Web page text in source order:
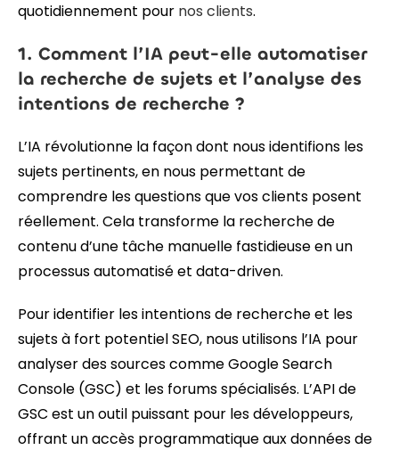
quotidiennement pour nos clients.
1. Comment l’IA peut-elle automatiser
la recherche de sujets et l’analyse des
intentions de recherche ?
L’IA révolutionne la façon dont nous identifions les
sujets pertinents, en nous permettant de
comprendre les questions que vos clients posent
réellement. Cela transforme la recherche de
contenu d’une tâche manuelle fastidieuse en un
processus automatisé et data-driven.
Pour identifier les intentions de recherche et les
sujets à fort potentiel SEO, nous utilisons l’IA pour
analyser des sources comme Google Search
Console (GSC) et les forums spécialisés. L’API de
GSC est un outil puissant pour les développeurs,
offrant un accès programmatique aux données de